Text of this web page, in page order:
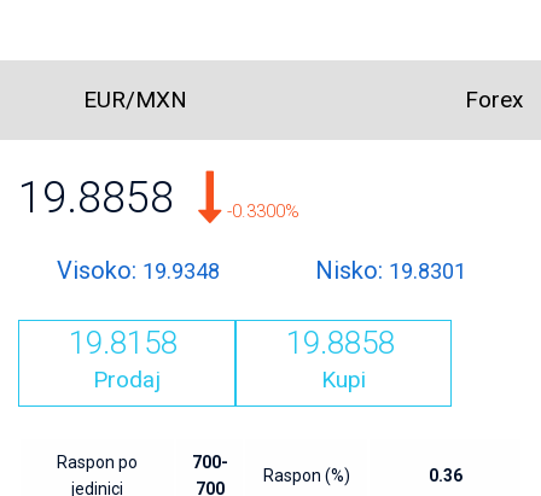
EUR/MXN Forex
19.8858 -0.3300%
Visoko: 19.9348 Nisko: 19.8301
19.8158
Prodaj
19.8858
Kupi
Raspon po
jedinici
700-
700
Raspon (%) 0.36